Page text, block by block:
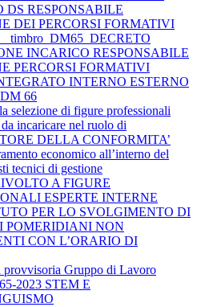
DS RESPONSABILE
DEI PERCORSI FORMATIVI
INCARICO RESPONSABILE
PERCORSI FORMATIVI
INTERNO ESTERNO
66
selezione di figure professionali
incaricare nel ruolo di
DELLA CONFORMITA’
economico all’interno del
tecnici di gestione
A FIGURE
ESPERTE INTERNE
PER LO SVOLGIMENTO DI
POMERIDIANI NON
CON L’ORARIO DI
provvisoria Gruppo di Lavoro
2023 STEM E